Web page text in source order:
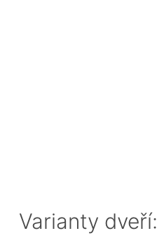
Varianty dveří: